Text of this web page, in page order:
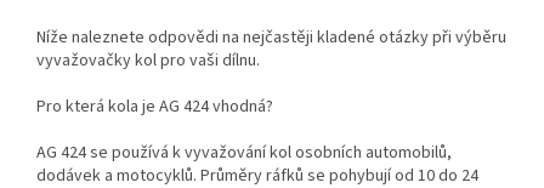
Níže naleznete odpovědi na nejčastěji kladené otázky při výběru
vyvažovačky kol pro vaši dílnu.
Pro která kola je AG 424 vhodná?
AG 424 se používá k vyvažování kol osobních automobilů,
dodávek a motocyklů. Průměry ráfků se pohybují od 10 do 24